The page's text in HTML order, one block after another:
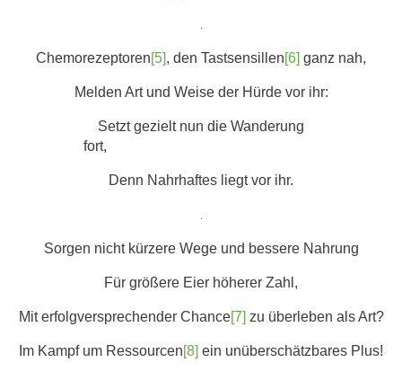
Chemorezeptoren[5], den Tastsensillen[6] ganz nah,
Melden Art und Weise der Hürde vor ihr:
Setzt gezielt nun die Wanderung
fort,
Denn Nahrhaftes liegt vor ihr.
Sorgen nicht kürzere Wege und bessere Nahrung
Für größere Eier höherer Zahl,
Mit erfolgversprechender Chance[7] zu überleben als Art?
Im Kampf um Ressourcen[8] ein unüberschätzbares Plus!